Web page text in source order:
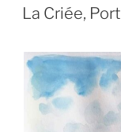
LE
La Criée,